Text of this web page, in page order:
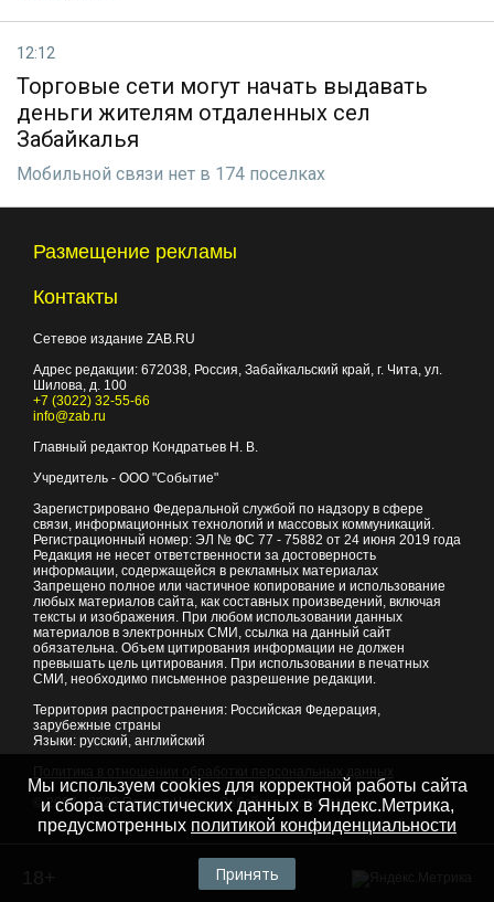
12:12
Торговые сети могут начать выдавать
деньги жителям отдаленных сел
Забайкалья
Мобильной связи нет в 174 поселках
Размещение рекламы
Контакты
Сетевое издание ZAB.RU
Адрес редакции: 672038, Россия, Забайкальский край, г. Чита, ул.
Шилова, д. 100
+7 (3022) 32-55-66
info@zab.ru
Главный редактор Кондратьев Н. В.
Учредитель - ООО "Событие"
Зарегистрировано Федеральной службой по надзору в сфере
связи, информационных технологий и массовых коммуникаций.
Регистрационный номер: ЭЛ № ФС 77 - 75882 от 24 июня 2019 года
Редакция не несет ответственности за достоверность
информации, содержащейся в рекламных материалах
Запрещено полное или частичное копирование и использование
любых материалов сайта, как составных произведений, включая
тексты и изображения. При любом использовании данных
материалов в электронных СМИ, ссылка на данный сайт
обязательна. Объем цитирования информации не должен
превышать цель цитирования. При использовании в печатных
СМИ, необходимо письменное разрешение редакции.
Территория распространения: Российская Федерация,
зарубежные страны
Языки: русский, английский
© 2007 - 2026Портал Читы и Забайкальского края
Мы используем cookies для корректной работы сайта
и сбора статистических данных в Яндекс.Метрика,
предусмотренных политикой конфиденциальности
Принять